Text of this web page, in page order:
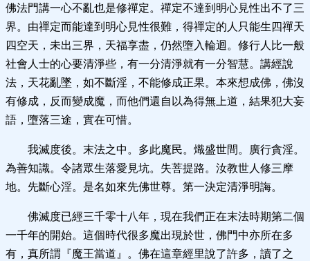
佛法門講一心不亂也是修禪定。禪定不達到明心見性出不了三
界。由禪定而能達到明心見性很難，得禪定的人只能生四禪天
四空天，未出三界，天福享盡，仍然墮入輪迴。修行人比一般
社會人士的心要清淨些，有一分清淨就有一分智慧。講經說
法，天花亂墜，如不斷淫，不能修成正果。本來想成佛，佛沒
有修成，反而變成魔，而他們還自以為得無上道，結果犯大妄
語，墮落三途，實在可惜。
我滅度後。末法之中。多此魔民。熾盛世間。廣行貪淫。
為善知識。令諸眾生落愛見坑。失菩提路。汝教世人修三摩
地。先斷心淫。是名如來先佛世尊。第一決定清淨明誨。
佛滅度已經三千零十八年，現在我們正在末法時期第二個
一千年的開始。這個時代很多魔出現於世，佛門中亦所在多
有，真所謂『魔王當道』。佛在這章經里說了許多，讀了之